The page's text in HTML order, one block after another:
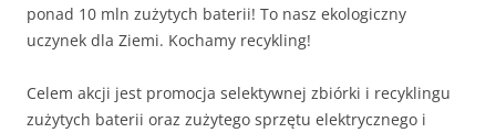
ponad 10 mln zużytych baterii! To nasz ekologiczny
uczynek dla Ziemi. Kochamy recykling!
Celem akcji jest promocja selektywnej zbiórki i recyklingu
zużytych baterii oraz zużytego sprzętu elektrycznego i